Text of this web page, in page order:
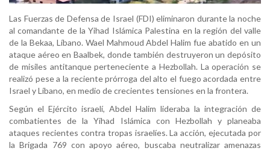
Las Fuerzas de Defensa de Israel (FDI) eliminaron durante la noche
al comandante de la Yihad Islámica Palestina en la región del valle
de la Bekaa, Líbano. Wael Mahmoud Abdel Halim fue abatido en un
ataque aéreo en Baalbek, donde también destruyeron un depósito
de misiles antitanque perteneciente a Hezbollah. La operación se
realizó pese a la reciente prórroga del alto el fuego acordada entre
Israel y Líbano, en medio de crecientes tensiones en la frontera.
Según el Ejército israelí, Abdel Halim lideraba la integración de
combatientes de la Yihad Islámica con Hezbollah y planeaba
ataques recientes contra tropas israelíes. La acción, ejecutada por
la Brigada 769 con apoyo aéreo, buscaba neutralizar amenazas